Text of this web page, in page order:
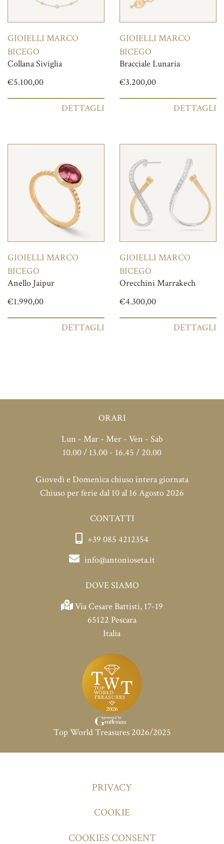
GIOIELLI MARCO
BICEGO
Collana Siviglia
€5.100,00
DETTAGLI
GIOIELLI MARCO
BICEGO
Bracciale Lunaria
€3.200,00
DETTAGLI
GIOIELLI MARCO
BICEGO
Anello Jaipur
€1.990,00
DETTAGLI
GIOIELLI MARCO
BICEGO
Orecchini Marrakech
€4.300,00
DETTAGLI
ORARI
Lun - Mar - Mer - Ven - Sab
10.00 / 13.00 - 16.45 / 20.00
Giovedì e Domenica chiuso intera giornata
Chiuso per ferie dal 10 al 16 Agosto 2026
CONTATTI
+39 085 4212354
info@antonioseta.it
DOVE SIAMO
Via Cesare Battisti, 17-19
65122 Pescara
Italia
Top World Treasures 2026/2025
PRIVACY
COOKIE
COOKIES CONSENT